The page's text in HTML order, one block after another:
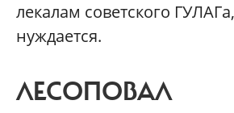
лекалам советского
нуждается.
ЛЕСОПОВАЛ